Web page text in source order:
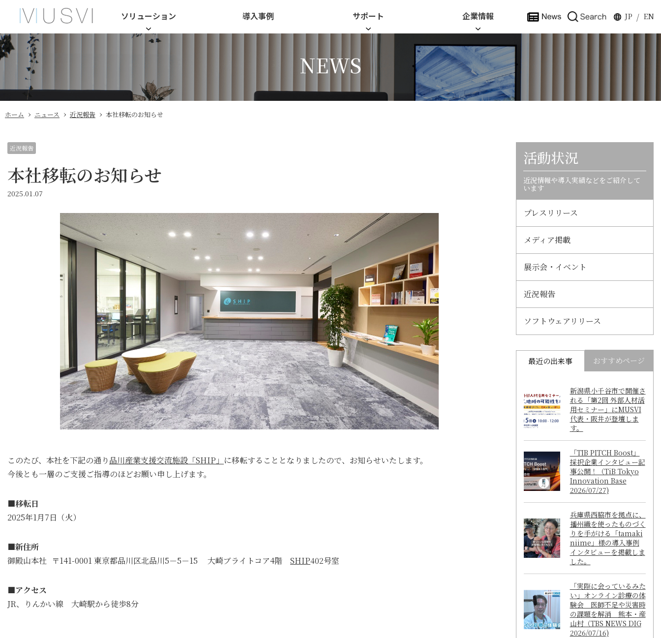
ソリューション 導入事例 サポート 企業情報 JP / EN
NEWS
ホーム › ニュース › 近況報告 › 本社移転のお知らせ
近況報告
本社移転のお知らせ
2025.01.07
このたび、本社を下記の通り 品川産業支援交流施設「SHIP」 に移転することとなりましたので、お知らせいたします。
今後とも一層のご支援ご指導のほどお願い申し上げます。
■移転日
2025年1月7日（火）
■新住所
御殿山本社 〒141-0001 東京都品川区北品川5－5－15 大崎ブライトコア4階 SHIP402号室
■アクセス
JR、りんかい線 大崎駅から徒歩8分
活動状況
近況情報や導入実績などをご紹介して
います
プレスリリース
メディア掲載
展示会・イベント
近況報告
ソフトウェアリリース
最近の出来事 おすすめページ
新潟県小千谷市で開催さ
れる「第2回 外部人材活
用セミナー」にMUSVI
代表・阪井が登壇しま
す。
「TIB PITCH Boost」
採択企業インタビュー記
事公開！（TiB Tokyo
Innovation Base
2026/07/27)
兵庫県西脇市を拠点に、
播州織を使ったものづく
りを手がける「tamaki
niime」様の導入事例
インタビューを掲載しま
した。
「実際に会っているみた
い」オンライン診療の体
験会 医師不足や災害時
の課題を解消 熊本・産
山村（TBS NEWS DIG
2026/07/16)